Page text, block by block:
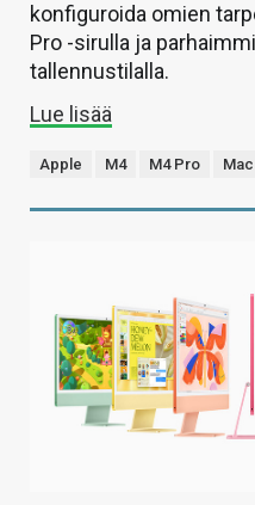
konfiguroida omien
Pro -sirulla ja
tallennustilalla.
Lue lisää
Apple M4 M4 Pro